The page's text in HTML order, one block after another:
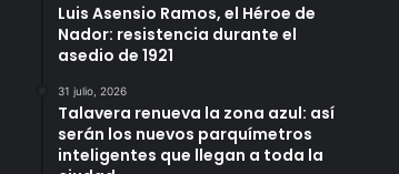
Luis Asensio Ramos, el Héroe de
Nador: resistencia durante el
asedio de 1921
31 julio, 2026
Talavera renueva la zona azul: así
serán los nuevos parquímetros
inteligentes que llegan a toda la